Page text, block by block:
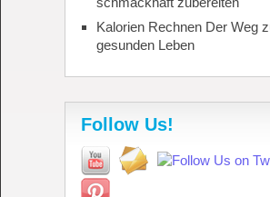
Kalorien Rechnen Der Weg
gesunden Leben
Follow Us!